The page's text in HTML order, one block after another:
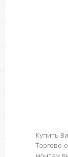
Купить
Торгово-